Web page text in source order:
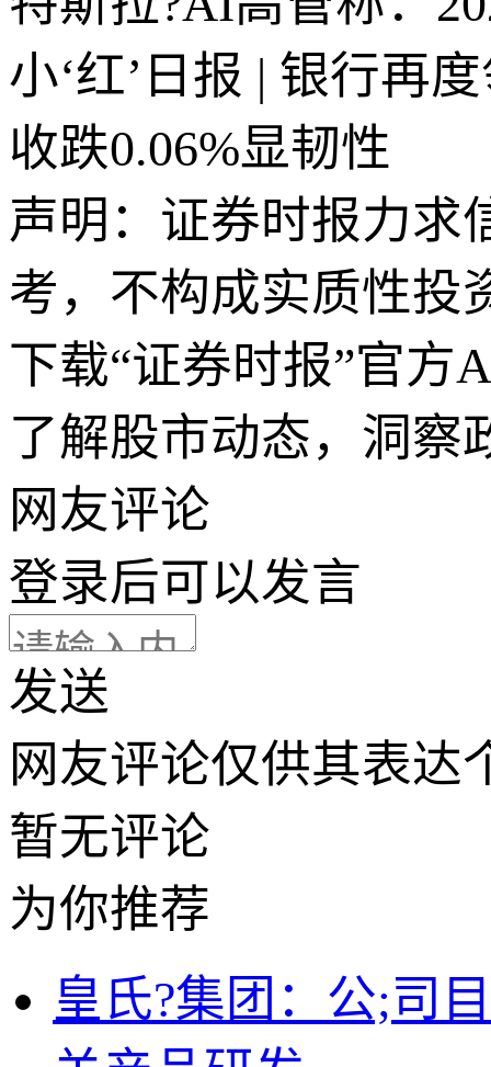
小‘红’日报 | 银行再
收跌0.06%显韧性
声明：证券时报力求
考，不构成实质性投
下载“证券时报”官方
了解股市动态，洞察
网友评论
登录后可以发言
发送
网友评论仅供其表达
暂无评论
为你推荐
皇氏?集团：公;司